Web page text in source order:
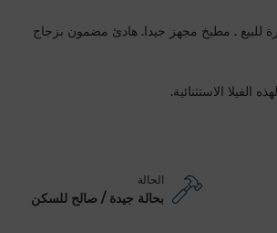
للبيع . مطبخ مجهز جيدا. هادئ مضمون بزجاج
الفيلا الاستثنائية.
الحالة
بحالة جيدة / صالح للسكن